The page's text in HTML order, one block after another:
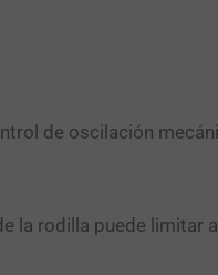
de oscilación
la rodilla puede limitar